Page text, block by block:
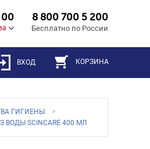
00 8 800 700 5 200
Бесплатно по России
ВХОД КОРЗИНА
ГИГИЕНЫ
SCINCARE 400 МЛ